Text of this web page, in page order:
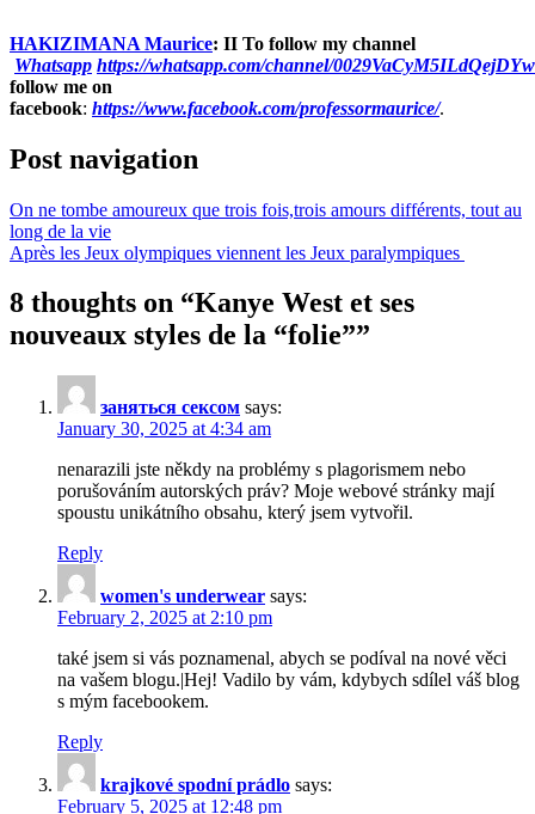
HAKIZIMANA Maurice: II To follow my channel
Whatsapp https://whatsapp.com/channel/
follow me on
facebook: https://www.facebook.com/professormaurice/.
Post navigation
On ne tombe amoureux que trois fois,trois amours différents, tout au
long de la vie
Après les Jeux olympiques viennent les Jeux paralympiques
8 thoughts on “Kanye West et ses
nouveaux styles de la “folie””
заняться сексом says:
January 30, 2025 at 4:34 am
nenarazili jste někdy na problémy s plagorismem nebo
porušováním autorských práv? Moje webové stránky mají
spoustu unikátního obsahu, který jsem vytvořil.
Reply
women's underwear says:
February 2, 2025 at 2:10 pm
také jsem si vás poznamenal, abych se podíval na nové věci
na vašem blogu.|Hej! Vadilo by vám, kdybych sdílel váš blog
s mým facebookem.
Reply
krajkové spodní prádlo says:
February 5, 2025 at 12:48 pm